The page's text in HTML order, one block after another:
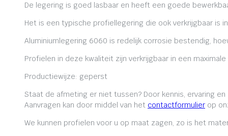
De legering is goed lasbaar en heeft een goede
Het is een typische profiellegering die ook verkrijgbaar is
Aluminiumlegering 6060 is redelijk corrosie bestendig,
Profielen in deze kwaliteit zijn verkrijgbaar in een
Productiewijze: geperst
Staat de afmeting er niet tussen? Door kennis, ervaring
Aanvragen kan door middel van het contactformulier op
We kunnen profielen voor u op maat zagen, zo is het